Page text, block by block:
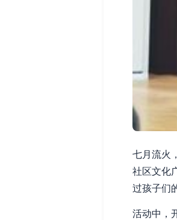
七月流火
社区文化
过孩子们
活动中，